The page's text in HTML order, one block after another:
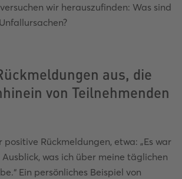
wir herauszufinden: Was sind
aus, die
von Teilnehmenden
Rückmeldungen, etwa: „Es war
was ich über meine täglichen
Ein persönliches Beispiel von